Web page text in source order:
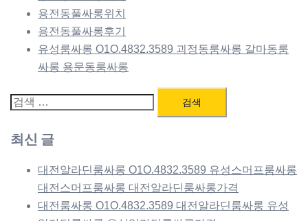
용전동풀싸롱위치
용전동풀싸롱후기
유성룸싸롱 O1O.4832.3589 괴정동룸싸롱 갈마동룸
싸롱 용문동룸싸롱
검
최신 글
대전알라딘룸싸롱 O1O.4832.3589 유성스머프룸싸롱
대전스머프룸싸롱 대전알라딘룸싸롱가격
대전룸싸롱 O1O.4832.3589 대전알라딘룸싸롱 유성